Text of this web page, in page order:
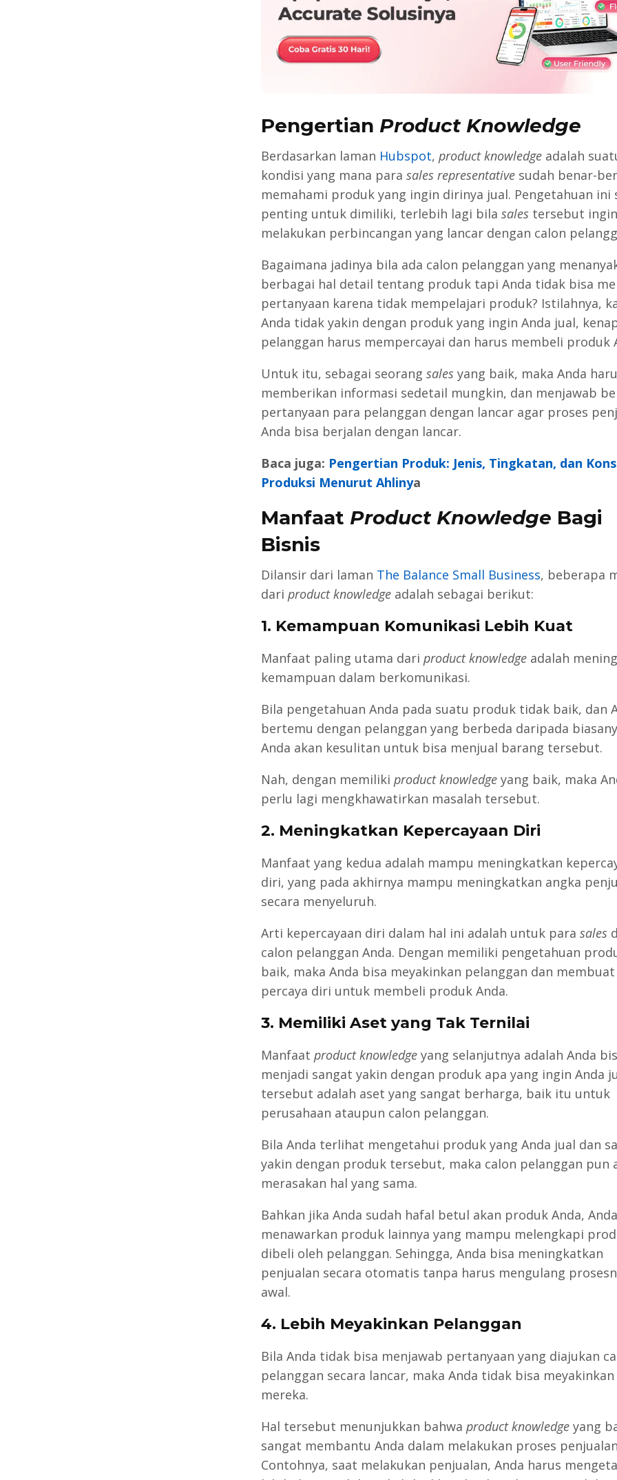
Pengertian Product Knowledge
Berdasarkan laman Hubspot, product knowledge adalah
kondisi yang mana para sales representativesudah benar-
memahami produk yang ingin dirinya jual. Pengetahuan ini
penting untuk dimiliki, terlebih lagi bila sales tersebut ingin
melakukan perbincangan yang lancar dengan calon
Bagaimana jadinya bila ada calon pelanggan yang
berbagai hal detail tentang produk tapi Anda tidak bisa
pertanyaan karena tidak mempelajari produk? Istilahnya,
Anda tidak yakin dengan produk yang ingin Anda jual,
pelanggan harus mempercayai dan harus membeli produk
Untuk itu, sebagai seorang sales yang baik, maka Anda
memberikan informasi sedetail mungkin, dan menjawab
pertanyaan para pelanggan dengan lancar agar proses
Anda bisa berjalan dengan lancar.
Baca juga: Pengertian Produk: Jenis, Tingkatan, dan
Produksi Menurut Ahlinya
Manfaat Product Knowledge Bagi
Bisnis
Dilansir dari laman The Balance Small Business, beberapa
dari product knowledge adalah sebagai berikut:
1. Kemampuan Komunikasi Lebih Kuat
Manfaat paling utama dari product knowledge adalah
kemampuan dalam berkomunikasi.
Bila pengetahuan Anda pada suatu produk tidak baik, dan
bertemu dengan pelanggan yang berbeda daripada
Anda akan kesulitan untuk bisa menjual barang tersebut.
Nah, dengan memiliki product knowledgeyang baik, maka
perlu lagi mengkhawatirkan masalah tersebut.
2. Meningkatkan Kepercayaan Diri
Manfaat yang kedua adalah mampu meningkatkan
diri, yang pada akhirnya mampu meningkatkan angka
secara menyeluruh.
Arti kepercayaan diri dalam hal ini adalah untuk para sales
calon pelanggan Anda. Dengan memiliki pengetahuan
baik, maka Anda bisa meyakinkan pelanggan dan
percaya diri untuk membeli produk Anda.
3. Memiliki Aset yang Tak Ternilai
Manfaat product knowledge yang selanjutnya adalah Anda
menjadi sangat yakin dengan produk apa yang ingin Anda
tersebut adalah aset yang sangat berharga, baik itu untuk
perusahaan ataupun calon pelanggan.
Bila Anda terlihat mengetahui produk yang Anda jual dan
yakin dengan produk tersebut, maka calon pelanggan pun
merasakan hal yang sama.
Bahkan jika Anda sudah hafal betul akan produk Anda,
menawarkan produk lainnya yang mampu melengkapi
dibeli oleh pelanggan. Sehingga, Anda bisa meningkatkan
penjualan secara otomatis tanpa harus mengulang
awal.
4. Lebih Meyakinkan Pelanggan
Bila Anda tidak bisa menjawab pertanyaan yang diajukan
pelanggan secara lancar, maka Anda tidak bisa meyakinkan
mereka.
Hal tersebut menunjukkan bahwa product knowledge yang
sangat membantu Anda dalam melakukan proses
Contohnya, saat melakukan penjualan, Anda harus